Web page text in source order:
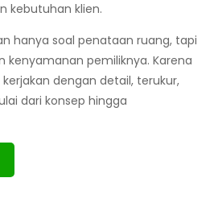
kebutuhan klien.
hanya soal penataan ruang, tapi
kenyamanan pemiliknya. Karena
dengan detail, terukur,
dari konsep hingga